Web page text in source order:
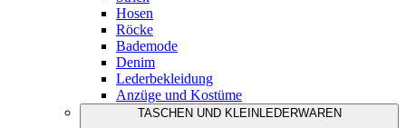
Hosen
Röcke
Bademode
Denim
Lederbekleidung
Anzüge und Kostüme
TASCHEN UND KLEINLEDERWAREN